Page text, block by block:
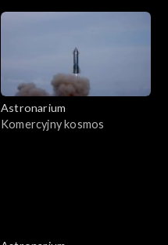
Astronarium
Komercyjny kosmos